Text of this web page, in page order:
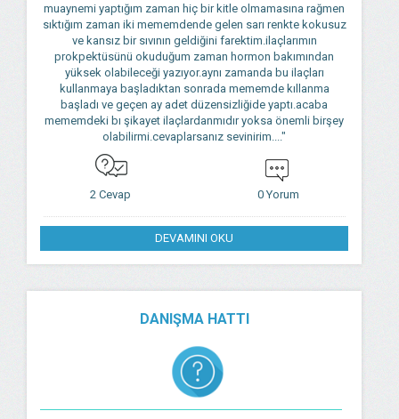
muaynemi yaptığım zaman hiç bir kitle olmamasına rağmen
sıktığım zaman iki mememdende gelen sarı renkte kokusuz
ve kansız bir sıvının geldiğini farektim.ilaçlarımın
prokpektüsünü okuduğum zaman hormon bakımından
yüksek olabileceği yazıyor.aynı zamanda bu ilaçları
kullanmaya başladıktan sonrada mememde kıllanma
başladı ve geçen ay adet düzensizliğide yaptı.acaba
mememdeki bı şikayet ilaçlardanmıdır yoksa önemli birşey
olabilirmi.cevaplarsanız sevinirim...."
2 Cevap 0 Yorum
DEVAMINI OKU
DANIŞMA HATTI